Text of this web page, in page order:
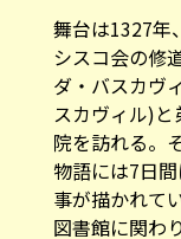
舞台は1327年
シスコ会の修
ダ・バスカヴ
スカヴィル)
院を訪れる。
物語には7日
事が描かれて
図書館に関わ